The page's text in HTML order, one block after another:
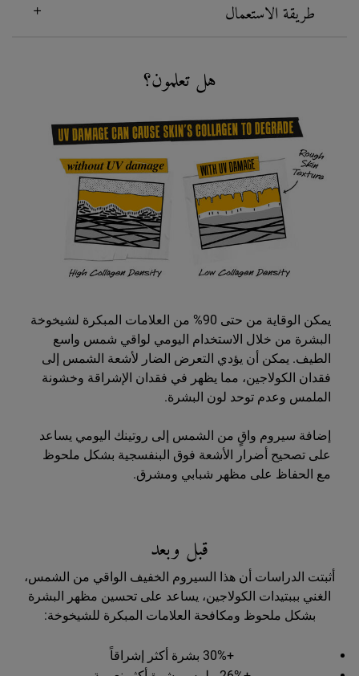
طريقة الاستعمال
هل تعلمون؟
يمكن الوقاية من حتى 90% من العلامات المبكرة لشيخوخة
البشرة من خلال الاستخدام اليومي لواقي شمس واسع
الطيف. يمكن أن يؤدي التعرض الضار لأشعة الشمس إلى
فقدان الكولاجين، مما يظهر في فقدان الإشراقة وخشونة
الملمس وعدم توحد لون البشرة.
إضافة سيروم واقٍ من الشمس إلى روتينك اليومي يساعد
على تصحيح أضرار الأشعة فوق البنفسجية بشكل ملحوظ
مع الحفاظ على مظهر شبابي ومشرق.
قبل وبعد
أثبتت الدراسات أن هذا السيروم الخفيف الواقي من الشمس،
الغني بببتيدات الكولاجين، يساعد على تحسين مظهر البشرة
بشكل ملحوظ ومكافحة العلامات المبكرة للشيخوخة:
+30% بشرة أكثر إشراقاً